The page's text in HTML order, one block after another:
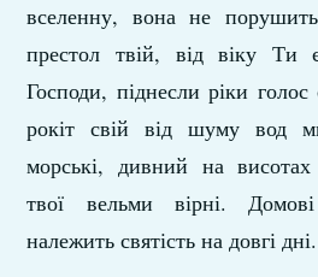
вселенну, вона не
престол твій, від віку Ти
Господи, піднесли ріки голос
рокіт свій від шуму вод
морські, дивний на висотах
твої вельми вірні.
належить святість на довгі дні.